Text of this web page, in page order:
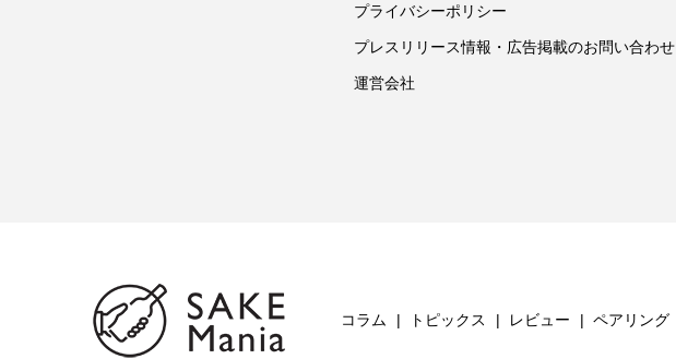
プライバシーポリシー
プレスリリース情報・広告掲載のお問い合わせ
運営会社
コラム トピックス レビュー ペアリング